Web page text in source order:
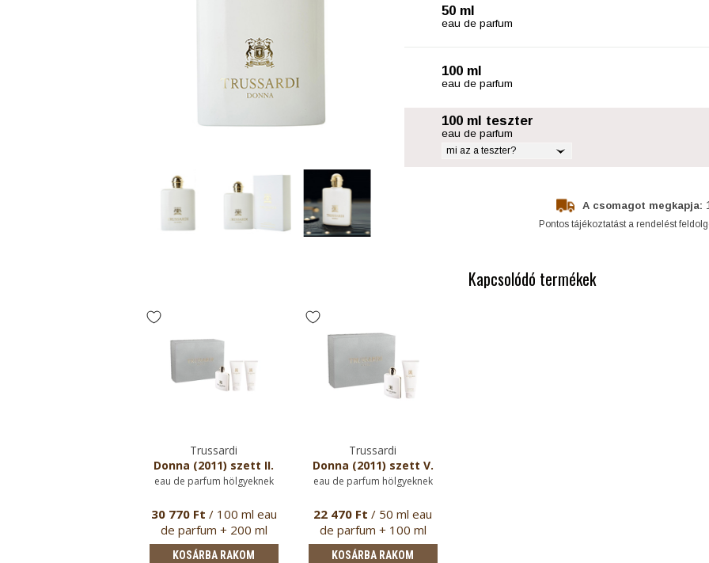
50 ml
eau de parfum
100 ml
eau de parfum
100 ml teszter
eau de parfum
mi az a teszter?
A csomagot megkapja:
Pontos tájékoztatást a rendelést
Kapcsolódó termékek
Trussardi
Donna (2011) szett II.
eau de parfum hölgyeknek
30 770 Ft / 100 ml eau
de parfum + 200 ml
testápol…
KOSÁRBA RAKOM
Trussardi
Donna (2011) szett V.
eau de parfum hölgyeknek
22 470 Ft / 50 ml eau
de parfum + 100 ml
testápoló
KOSÁRBA RAKOM